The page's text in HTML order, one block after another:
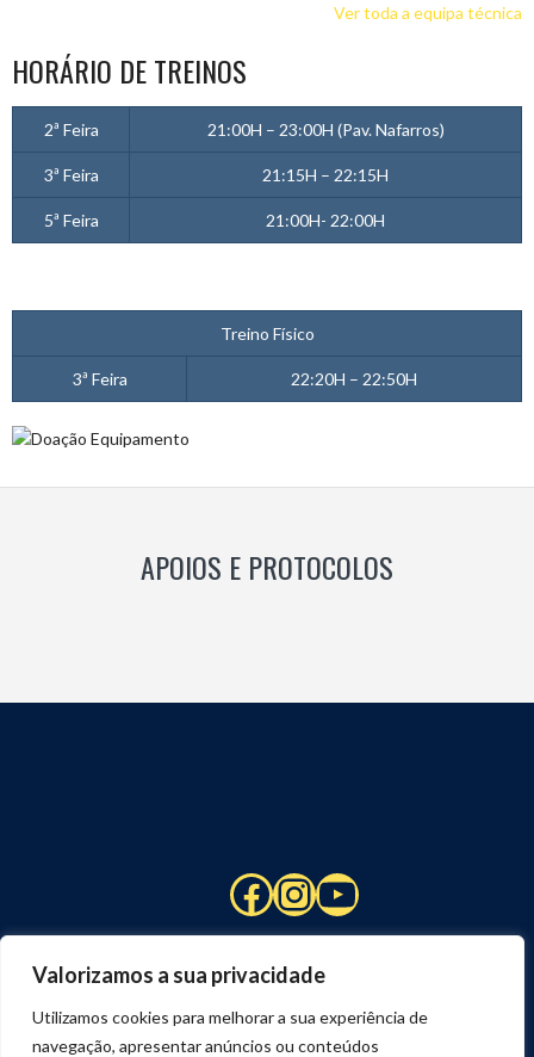
Valorizamos a sua privacidade
Utilizamos cookies para melhorar a sua experiência de
navegação, apresentar anúncios ou conteúdos
Ver toda a equipa técnica
HORÁRIO DE TREINOS
2ª Feira 21:00H – 23:00H (Pav. Nafarros)
3ª Feira 21:15H – 22:15H
5ª Feira 21:00H- 22:00H
Treino Físico
3ª Feira 22:20H – 22:50H
APOIOS E PROTOCOLOS
Facebook
Instagram
YouTube